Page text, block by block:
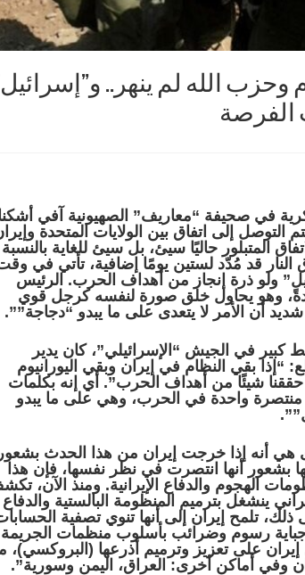
وحزب الله لم ينهر..
الفرصة
في صحيفة “معاريف” الصهيونية آفي
التوصل إلى اتفاق بين الولايات المتحدة
المتبلور حاليًا سيئ، بل سيئ للغاية بالنسبة
قد مُدّد لستين يومًا إضافية، تأتي في
ولو ذرة إنجاز من أهداف الحرب. الرئيس
وهو يحاول خلق صورة لنفسه كرجل قوي
أن الأمر لا يتعدى على ما يبدو “دجاجة””.
في الجيش “الإسرائيلي”، كان يدير
“إذا بقي النظام في إيران وبقي اليورانيوم
شيئًا من أهداف الحرب”. أي إنه بكلمات
واحدة في الحرب، وهي على ما يبدو
هي أنه إذا خرجت إيران من هذا الحدث بشعور
أنها انتصرت في نظر نفسها، فإن هذا
الهجوم والدفاع الإيرانية. ومنذ الآن،
ينشغل بترميم المنظومة البالستية والدفاع
تلمح إيران إلى أنها تنوي تصفية
جباية رسوم وضرائب بأسلوب منظمات الجريمة
إيران على تعزيز وترميم أذرعها (البروكسي)،
وفي أماكن أخرى: العراق، اليمن وسورية”.